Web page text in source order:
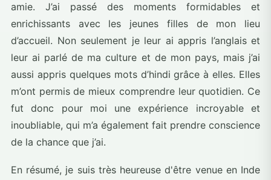
amie. J’ai passé des moments formidables et
enrichissants avec les jeunes filles de mon lieu
d’accueil. Non seulement je leur ai appris l’anglais et
leur ai parlé de ma culture et de mon pays, mais j’ai
aussi appris quelques mots d’hindi grâce à elles. Elles
m’ont permis de mieux comprendre leur quotidien. Ce
fut donc pour moi une expérience incroyable et
inoubliable, qui m’a également fait prendre conscience
de la chance que j’ai.
En résumé, je suis très heureuse d'être venue en Inde